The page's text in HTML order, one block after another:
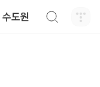
도원